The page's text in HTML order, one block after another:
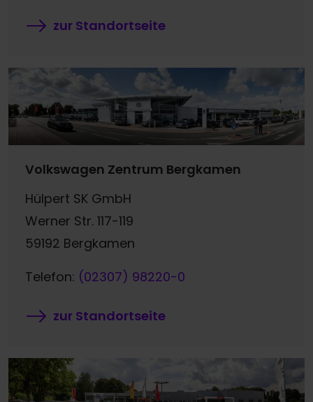
zur Standortseite
Volkswagen Zentrum Bergkamen
Hülpert SK GmbH
Werner Str. 117-119
59192 Bergkamen
Telefon: (02307) 98220-0
zur Standortseite